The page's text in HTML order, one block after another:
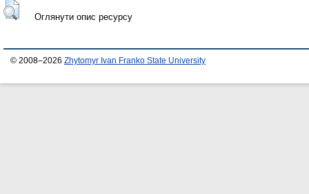
Оглянути опис ресурсу
© 2008–2026 Zhytomyr Ivan Franko State University